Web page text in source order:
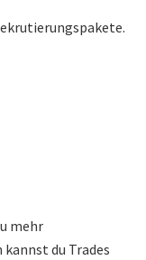
mehr
du Trades